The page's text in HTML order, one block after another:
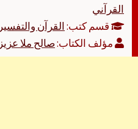
القرآني
قسم كتب:القرآن والتفسير
مؤلف الكتاب:صالح ملا عزيز